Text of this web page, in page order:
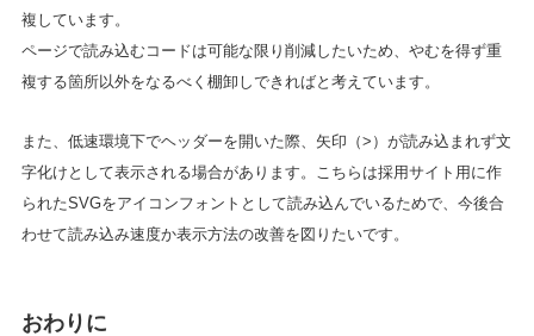
複しています。
ページで読み込むコードは可能な限り削減したいため、やむを得ず重
複する箇所以外をなるべく棚卸しできればと考えています。
また、低速環境下でヘッダーを開いた際、矢印（>）が読み込まれず文
字化けとして表示される場合があります。こちらは採用サイト用に作
られたSVGをアイコンフォントとして読み込んでいるためで、今後合
わせて読み込み速度か表示方法の改善を図りたいです。
おわりに